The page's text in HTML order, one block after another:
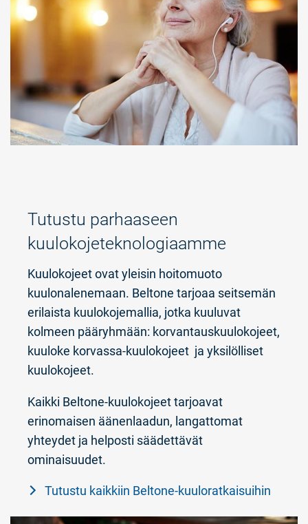
Tutustu parhaaseen
kuulokojeteknologiaamme
Kuulokojeet ovat yleisin hoitomuoto
kuulonalenemaan. Beltone tarjoaa seitsemän
erilaista kuulokojemallia, jotka kuuluvat
kolmeen pääryhmään: korvantauskuulokojeet,
kuuloke korvassa-kuulokojeet ja yksilölliset
kuulokojeet.
Kaikki Beltone-kuulokojeet tarjoavat
erinomaisen äänenlaadun, langattomat
yhteydet ja helposti säädettävät
ominaisuudet.
Tutustu kaikkiin Beltone-kuuloratkaisuihin